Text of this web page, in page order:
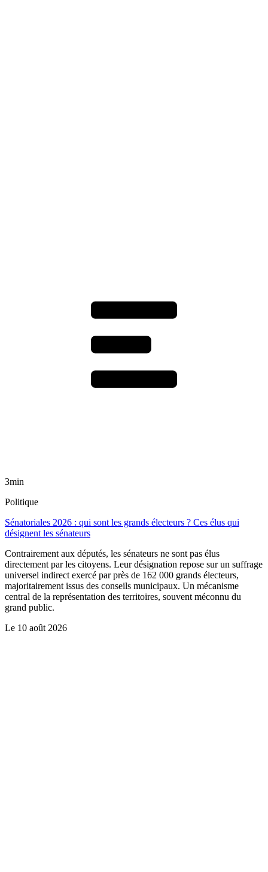
3min
Politique
Sénatoriales 2026 : qui sont les grands électeurs ? Ces élus qui
désignent les sénateurs
Contrairement aux députés, les sénateurs ne sont pas élus
directement par les citoyens. Leur désignation repose sur un suffrage
universel indirect exercé par près de 162 000 grands électeurs,
majoritairement issus des conseils municipaux. Un mécanisme
central de la représentation des territoires, souvent méconnu du
grand public.
Le 10 août 2026